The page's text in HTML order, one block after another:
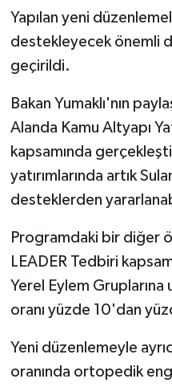
Yapılan yeni
destekleyecek önemli
geçirildi.
Bakan Yumaklı'nın
Alanda Kamu Altyapı
kapsamında
yatırımlarında artık
desteklerden
Programdaki bir diğer
LEADER Tedbiri
Yerel Eylem
oranı yüzde 10'dan
Yeni düzenlemeyle
oranında ortopedik